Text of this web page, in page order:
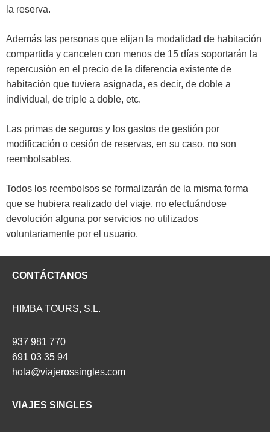
la reserva.
Además las personas que elijan la modalidad de habitación
compartida y cancelen con menos de 15 días soportarán la
repercusión en el precio de la diferencia existente de
habitación que tuviera asignada, es decir, de doble a
individual, de triple a doble, etc.
Las primas de seguros y los gastos de gestión por
modificación o cesión de reservas, en su caso, no son
reembolsables.
Todos los reembolsos se formalizarán de la misma forma
que se hubiera realizado del viaje, no efectuándose
devolución alguna por servicios no utilizados
voluntariamente por el usuario.
CONTÁCTANOS
HIMBA TOURS, S.L.
937 981 770
691 03 35 94
hola@viajerossingles.com
VIAJES SINGLES